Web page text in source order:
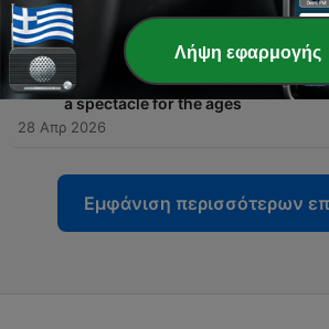
leg
29 Απρ 2026
333 - Paris Saint-Germain and Bayern
a spectacle for the ages
28 Απρ 2026
Εμφάνιση περισσότερων
Λήψη εφαρμογής